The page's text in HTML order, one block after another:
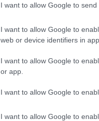
I want to allow Google to
I want to allow Google to
web or device identifiers in
I want to allow Google to
or app.
I want to allow Google to
I want to allow Google to